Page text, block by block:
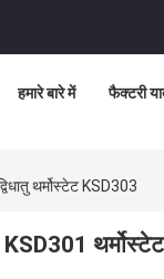
हमारे बारे में फैक्टरी
थर्मोस्टेट KSD303